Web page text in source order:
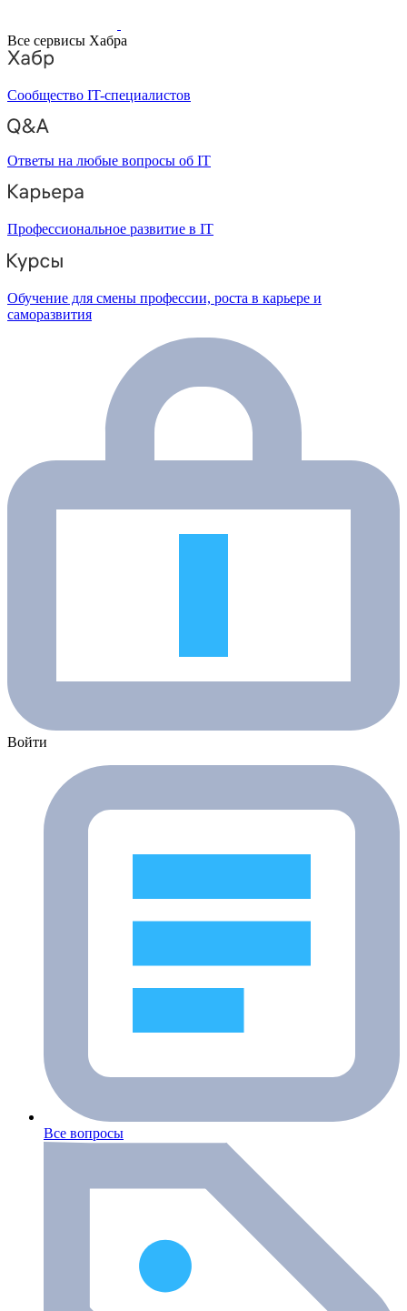
Все сервисы Хабра
Сообщество IT-специалистов
Ответы на любые вопросы об IT
Профессиональное развитие в IT
Обучение для смены профессии, роста в карьере и
саморазвития
Войти
Все вопросы